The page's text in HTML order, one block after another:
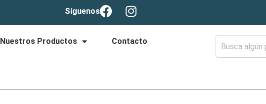
Síguenos
Nuestros Productos Contacto